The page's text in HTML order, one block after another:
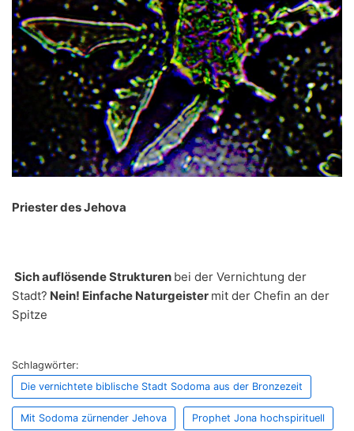
Priester des Jehova
Sich auflösende Strukturen bei der Vernichtung der
Stadt? Nein! Einfache Naturgeister mit der Chefin an der
Spitze
Schlagwörter:
Die vernichtete biblische Stadt Sodoma aus der Bronzezeit
Mit Sodoma zürnender Jehova Prophet Jona hochspirituell